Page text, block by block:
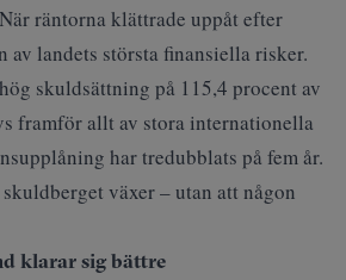
räntorna klättrade uppåt efter
av landets största finansiella risker.
skuldsättning på 115,4 procent av
framför allt av stora internationella
har tredubblats på fem år.
skuldberget växer – utan att någon
klarar sig bättre